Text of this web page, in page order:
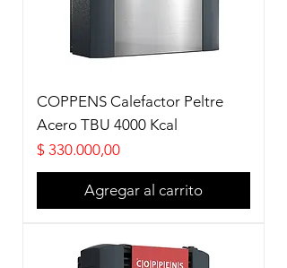
COPPENS Calefactor Peltre
Acero TBU 4000 Kcal
Precio
$ 330.000,00
Agregar al carrito